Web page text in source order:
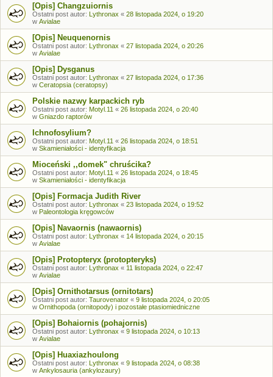
[Opis] Changzuiornis
Ostatni post autor: Lythronax « 28 listopada 2024, o 19:20
w Avialae
[Opis] Neuquenornis
Ostatni post autor: Lythronax « 27 listopada 2024, o 20:26
w Avialae
[Opis] Dysganus
Ostatni post autor: Lythronax « 27 listopada 2024, o 17:36
w Ceratopsia (ceratopsy)
Polskie nazwy karpackich ryb
Ostatni post autor: Motyl.11 « 26 listopada 2024, o 20:40
w Gniazdo raptorów
Ichnofosylium?
Ostatni post autor: Motyl.11 « 26 listopada 2024, o 18:51
w Skamieniałości - identyfikacja
Mioceński ,,domek" chruścika?
Ostatni post autor: Motyl.11 « 26 listopada 2024, o 18:45
w Skamieniałości - identyfikacja
[Opis] Formacja Judith River
Ostatni post autor: Lythronax « 23 listopada 2024, o 19:52
w Paleontologia kręgowców
[Opis] Navaornis (nawaornis)
Ostatni post autor: Lythronax « 14 listopada 2024, o 20:15
w Avialae
[Opis] Protopteryx (protopteryks)
Ostatni post autor: Lythronax « 11 listopada 2024, o 22:47
w Avialae
[Opis] Ornithotarsus (ornitotars)
Ostatni post autor: Taurovenator « 9 listopada 2024, o 20:05
w Ornithopoda (ornitopody) i pozostałe ptasiomiedniczne
[Opis] Bohaiornis (pohajornis)
Ostatni post autor: Lythronax « 9 listopada 2024, o 10:13
w Avialae
[Opis] Huaxiazhoulong
Ostatni post autor: Lythronax « 9 listopada 2024, o 08:38
w Ankylosauria (ankylozaury)